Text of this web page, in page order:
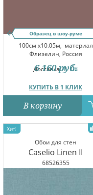
Образец в шоу-руме
100см x10.05м, материал
Флизелин, Россия
Доставка:12.08
КУПИТЬ В 1 КЛИК
6 160 руб.
В корзину
Обои для стен
Caselio Linen II
68526355